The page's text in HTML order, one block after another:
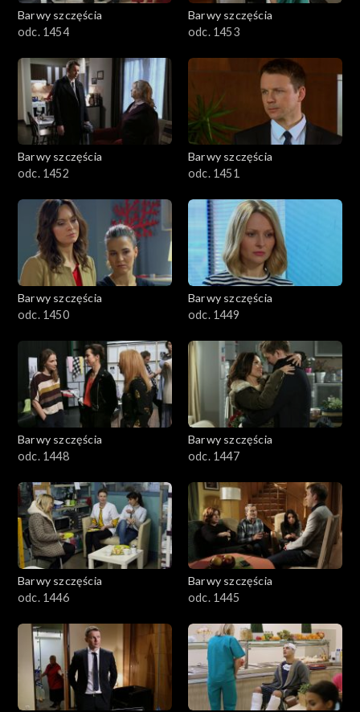
Barwy szczęścia
odc. 1454
Barwy szczęścia
odc. 1453
Barwy szczęścia
odc. 1452
Barwy szczęścia
odc. 1451
Barwy szczęścia
odc. 1450
Barwy szczęścia
odc. 1449
Barwy szczęścia
odc. 1448
Barwy szczęścia
odc. 1447
Barwy szczęścia
odc. 1446
Barwy szczęścia
odc. 1445